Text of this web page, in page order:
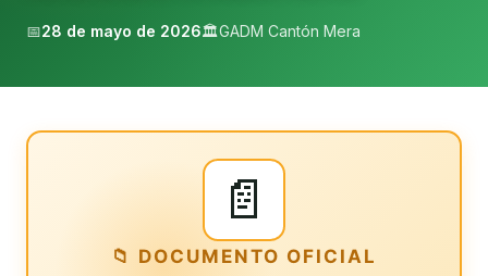
📅28 de mayo de 2026🏛️GADM Cantón Mera
📄
📁 DOCUMENTO OFICIAL